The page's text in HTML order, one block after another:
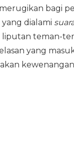
bagi
yang dialami
liputan teman-
yang